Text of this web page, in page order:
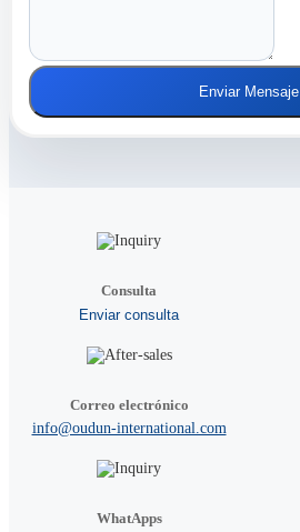
Enviar Mensaje
Consulta
Enviar consulta
Correo electrónico
info@oudun-international.com
WhatApps